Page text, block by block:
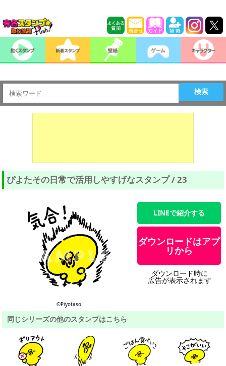
検索
ぴよたその日常で活用しやすげなスタンプ / 23
©︎Piyotaso
LINEで紹介する
ダウンロードはアプ
リから
ダウンロード時に
広告が表示されます
同じシリーズの他のスタンプはこちら